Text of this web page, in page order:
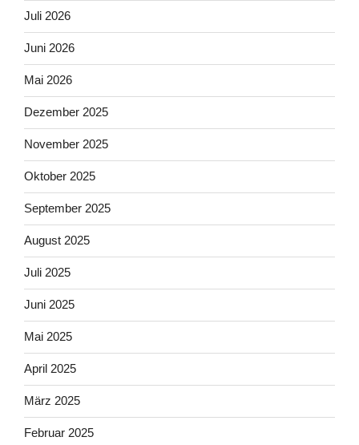
Juli 2026
Juni 2026
Mai 2026
Dezember 2025
November 2025
Oktober 2025
September 2025
August 2025
Juli 2025
Juni 2025
Mai 2025
April 2025
März 2025
Februar 2025